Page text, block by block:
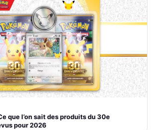
que l’on sait des produits du 30e
pour 2026